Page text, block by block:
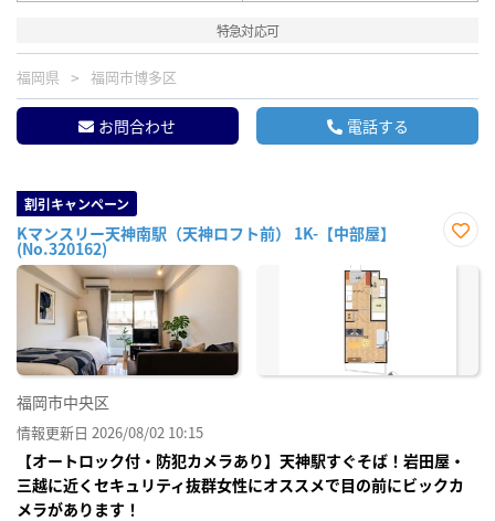
特急対応可
福岡県 福岡市博多区
お問合わせ 電話する
割引キャンペーン
Kマンスリー天神南駅（天神ロフト前） 1K-【中部屋】
(No.320162)
に入
福岡市中央区
情報更新日 2026/08/02 10:15
【オートロック付・防犯カメラあり】天神駅すぐそば！岩田屋・
三越に近くセキュリティ抜群女性にオススメで目の前にビックカ
メラがあります！